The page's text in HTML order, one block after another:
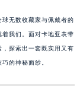
无数收藏家与佩戴者的
我们。面对卡地亚表带
探索出一套既实用又有
的神秘面纱。